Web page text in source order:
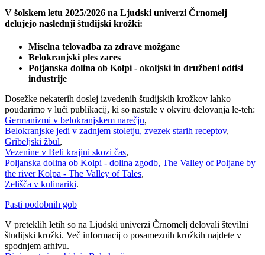
V šolskem letu 2025/2026 na Ljudski univerzi Črnomelj
delujejo naslednji študijski krožki:
Miselna telovadba za zdrave možgane
Belokranjski ples zares
Poljanska dolina ob Kolpi - okoljski in družbeni odtisi
industrije
Dosežke nekaterih doslej izvedenih študijskih krožkov lahko
poudarimo v luči publikacij, ki so nastale v okviru delovanja le-teh:
Germanizmi v belokranjskem narečju,
Belokranjske jedi v zadnjem stoletju, zvezek starih receptov,
Gribeljski žbul,
Vezenine v Beli krajini skozi čas,
Poljanska dolina ob Kolpi - dolina zgodb, The Valley of Poljane by
the river Kolpa - The Valley of Tales,
Zelišča v kulinariki.
Pasti podobnih gob
V preteklih letih so na Ljudski univerzi Črnomelj delovali številni
študijski krožki. Več informacij o posameznih krožkih najdete v
spodnjem arhivu.